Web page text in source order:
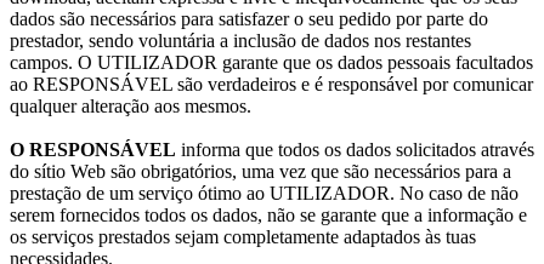
dados são necessários para satisfazer o seu pedido por parte do
prestador, sendo voluntária a inclusão de dados nos restantes
campos. O UTILIZADOR garante que os dados pessoais facultados
ao RESPONSÁVEL são verdadeiros e é responsável por comunicar
qualquer alteração aos mesmos.
O RESPONSÁVEL informa que todos os dados solicitados através
do sítio Web são obrigatórios, uma vez que são necessários para a
prestação de um serviço ótimo ao UTILIZADOR. No caso de não
serem fornecidos todos os dados, não se garante que a informação e
os serviços prestados sejam completamente adaptados às tuas
necessidades.